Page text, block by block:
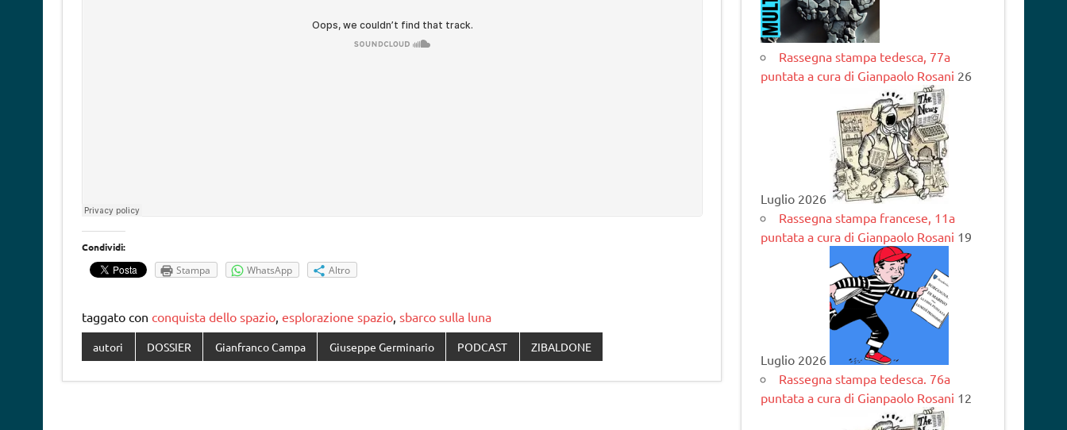
Condividi:
Stampa WhatsApp Altro
taggato con conquista dello spazio, esplorazione spazio, sbarco sulla luna
autori DOSSIER Gianfranco Campa Giuseppe Germinario PODCAST ZIBALDONE
Rassegna stampa tedesca, 77a
puntata a cura di Gianpaolo Rosani 26
Luglio 2026
Rassegna stampa francese, 11a
puntata a cura di Gianpaolo Rosani 19
Luglio 2026
Rassegna stampa tedesca. 76a
puntata a cura di Gianpaolo Rosani 12